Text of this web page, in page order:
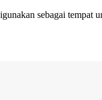
sebagai